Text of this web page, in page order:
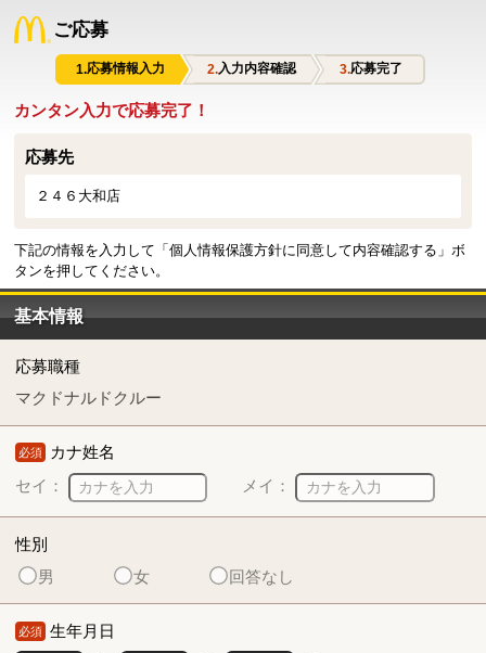
ご応募
応募情報入力 入力内容確認 応募完了
カンタン入力で応募完了！
応募先
２４６大和店
下記の情報を入力して「個人情報保護方針に同意して内容確認する」ボ
タンを押してください。
基本情報
応募職種
マクドナルドクルー
必須 カナ姓名
セイ：
メイ：
性別
男
女 回答なし
必須 生年月日